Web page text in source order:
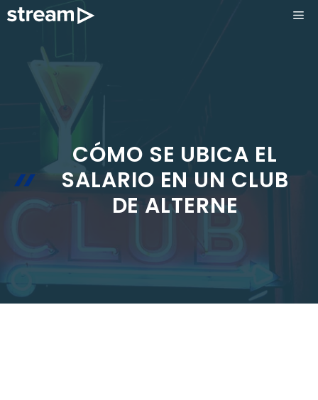
Saltar
contenido
CÓMO SE UBICA EL
SALARIO EN UN CLUB
DE ALTERNE